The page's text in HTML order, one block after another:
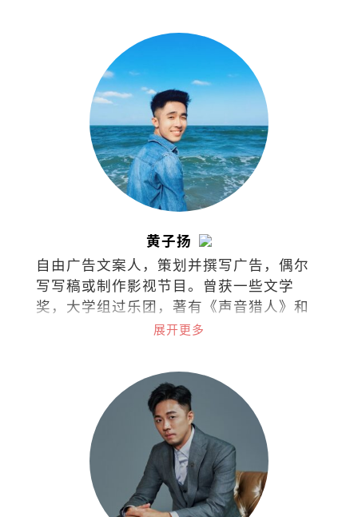
书，爱面包也爱梦想，集所有矛盾于一身
的困惑之人。
黄子扬
自由广告文案人，策划并撰写广告，偶尔
写写稿或制作影视节目。曾获一些文学
奖，大学组过乐团，著有《声音猎人》和
《徒手杀死那只狐狸》。
展开更多